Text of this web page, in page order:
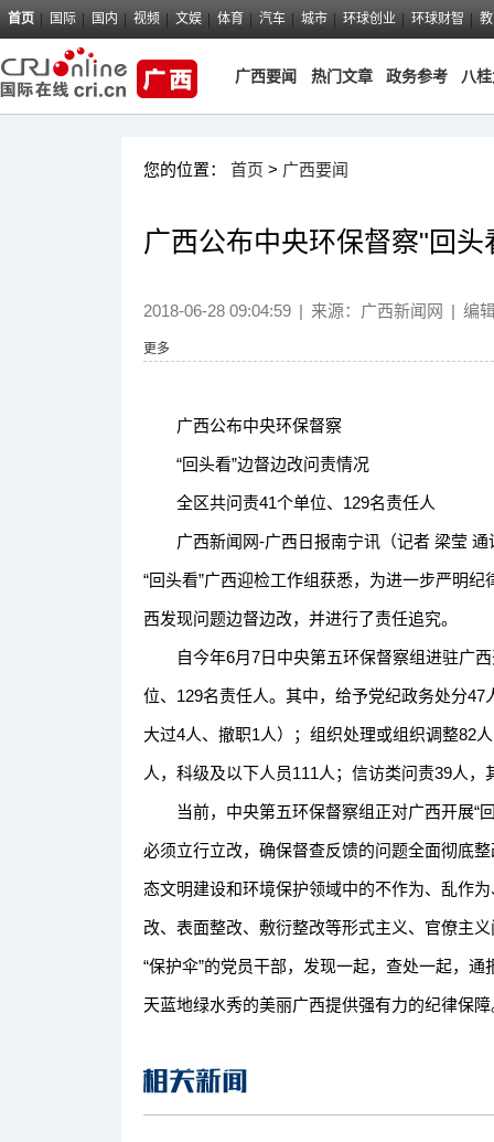
首页 国际 国内 视频 文娱 体育 汽车 城市 环球创业 环球财智
广西要闻 热门文章 政务参考 八
您的位置： 首页 > 广西要闻
广西公布中央环保督察"回
2018-06-28 09:04:59 | 来源： 广西新闻网 | 编
更多
广西公布中央环保督察
“回头看”边督边改问责情况
全区共问责41个单位、129名责任人
广西新闻网-广西日报南宁讯（记者 梁莹 通
“回头看”广西迎检工作组获悉，为进一步严明
西发现问题边督边改，并进行了责任追究。
自今年6月7日中央第五环保督察组进驻广西
位、129名责任人。其中，给予党纪政务处分
大过4人、撤职1人）；组织处理或组织调整82
人，科级及以下人员111人；信访类问责39人，
当前，中央第五环保督察组正对广西开展“
必须立行立改，确保督查反馈的问题全面彻底
态文明建设和环境保护领域中的不作为、乱作
改、表面整改、敷衍整改等形式主义、官僚主
“保护伞”的党员干部，发现一起，查处一起，
天蓝地绿水秀的美丽广西提供强有力的纪律保障